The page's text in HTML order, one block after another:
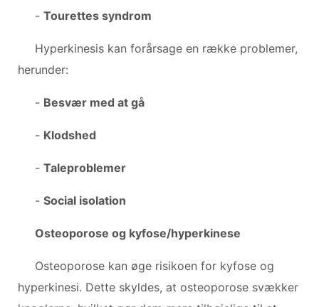
- Tourettes syndrom
Hyperkinesis kan forårsage en række problemer,
herunder:
- Besvær med at gå
- Klodshed
- Taleproblemer
- Social isolation
Osteoporose og kyfose/hyperkinese
Osteoporose kan øge risikoen for kyfose og
hyperkinesi. Dette skyldes, at osteoporose svækker